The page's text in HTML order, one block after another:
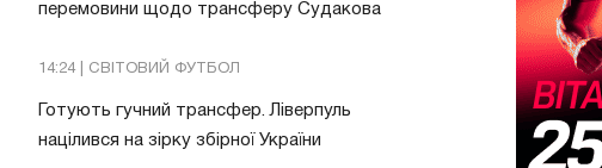
перемовини щодо трансферу Судакова
14:24 | СВІТОВИЙ ФУТБОЛ
Готують гучний трансфер. Ліверпуль
націлився на зірку збірної України